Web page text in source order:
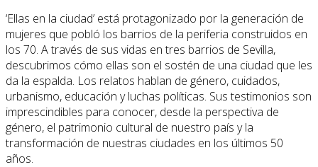
‘Ellas en la ciudad’ está protagonizado por la generación de
mujeres que pobló los barrios de la periferia construidos en
los 70. A través de sus vidas en tres barrios de Sevilla,
descubrimos cómo ellas son el sostén de una ciudad que les
da la espalda. Los relatos hablan de género, cuidados,
urbanismo, educación y luchas políticas. Sus testimonios son
imprescindibles para conocer, desde la perspectiva de
género, el patrimonio cultural de nuestro país y la
transformación de nuestras ciudades en los últimos 50
años.